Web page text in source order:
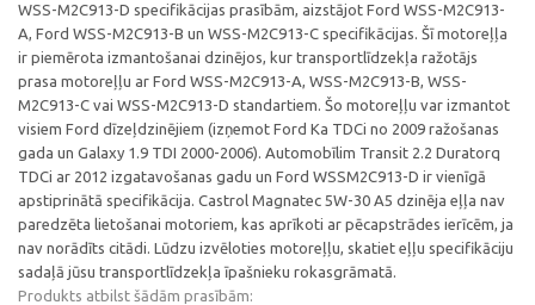
WSS-M2C913-D specifikācijas prasībām, aizstājot Ford WSS-M2C913-
A, Ford WSS-M2C913-B un WSS-M2C913-C specifikācijas. Šī motoreļļa
ir piemērota izmantošanai dzinējos, kur transportlīdzekļa ražotājs
prasa motoreļļu ar Ford WSS-M2C913-A, WSS-M2C913-B, WSS-
M2C913-C vai WSS-M2C913-D standartiem. Šo motoreļļu var izmantot
visiem Ford dīzeļdzinējiem (izņemot Ford Ka TDCi no 2009 ražošanas
gada un Galaxy 1.9 TDI 2000-2006). Automobīlim Transit 2.2 Duratorq
TDCi ar 2012 izgatavošanas gadu un Ford WSSM2C913-D ir vienīgā
apstiprinātā specifikācija. Castrol Magnatec 5W-30 A5 dzinēja eļļa nav
paredzēta lietošanai motoriem, kas aprīkoti ar pēcapstrādes ierīcēm, ja
nav norādīts citādi. Lūdzu izvēloties motoreļļu, skatiet eļļu specifikāciju
sadaļā jūsu transportlīdzekļa īpašnieku rokasgrāmatā.
Produkts atbilst šādām prasībām: